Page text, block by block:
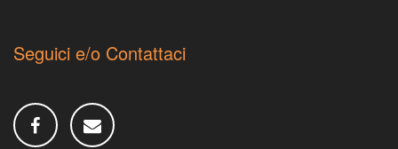
Seguici e/o Contattaci